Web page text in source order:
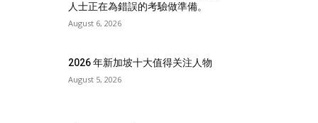
人士正在為錯誤的考驗做準備。
August 6, 2026
2026 年新加坡十大值得关注人物
August 5, 2026